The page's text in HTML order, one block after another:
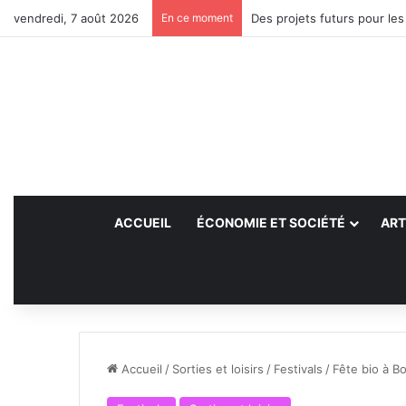
vendredi, 7 août 2026 En ce moment Des projets futurs pour les
ACCUEIL ÉCONOMIE ET SOCIÉTÉ
Accueil / Sorties et loisirs / Festivals / Fête bio à